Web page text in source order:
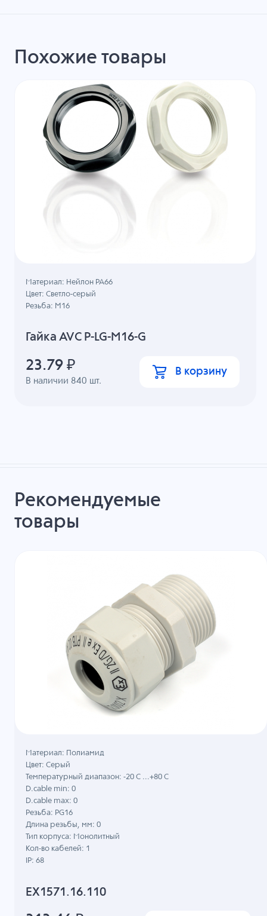
Похожие товары
Гайка AVC P-LG-M16-G
В наличии 840 шт.
Материал: Нейлон PA66
Цвет: Светло-серый
Резьба: M16
23.79 ₽ В корзину
Рекомендуемые
товары
EX1571.16.110
Материал: Полиамид
Цвет: Серый
Температурный диапазон: -20 C ...+80 C
D.cable min: 0
D.cable max: 0
Резьба: PG16
Длина резьбы, мм: 0
Тип корпуса: Монолитный
Кол-во кабелей: 1
IP: 68